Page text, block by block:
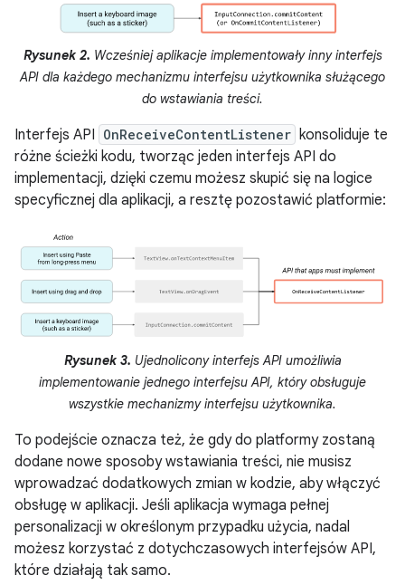
Rysunek 2. Wcześniej aplikacje implementowały inny interfejs
API dla każdego mechanizmu interfejsu użytkownika służącego
do wstawiania treści.
Interfejs API OnReceiveContentListener konsoliduje te
różne ścieżki kodu, tworząc jeden interfejs API do
implementacji, dzięki czemu możesz skupić się na logice
specyficznej dla aplikacji, a resztę pozostawić platformie:
Rysunek 3. Ujednolicony interfejs API umożliwia
implementowanie jednego interfejsu API, który obsługuje
wszystkie mechanizmy interfejsu użytkownika.
To podejście oznacza też, że gdy do platformy zostaną
dodane nowe sposoby wstawiania treści, nie musisz
wprowadzać dodatkowych zmian w kodzie, aby włączyć
obsługę w aplikacji. Jeśli aplikacja wymaga pełnej
personalizacji w określonym przypadku użycia, nadal
możesz korzystać z dotychczasowych interfejsów API,
które działają tak samo.